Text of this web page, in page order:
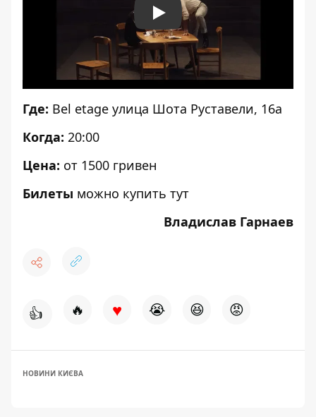
Play
Где: Bel etage улица Шота Руставели, 16а
Когда: 20:00
Цена: от 1500 гривен
Билеты можно купить тут
Владислав Гарнаев
👍 🔥 ♥ 😭 😆 😡
НОВИНИ КИЄВА